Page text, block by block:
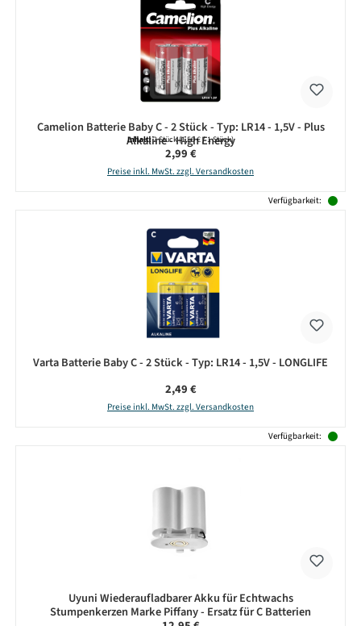
Camelion Batterie Baby C - 2 Stück - Typ: LR14 - 1,5V - Plus
Alkaline - High Energy
Inhalt:2 Stück(1,50 € / 1 Stück)
Regulärer Preis:
2,99 €
Preise inkl. MwSt. zzgl. Versandkosten
Verfügbarkeit:
Varta Batterie Baby C - 2 Stück - Typ: LR14 - 1,5V - LONGLIFE
Regulärer Preis:
2,49 €
Preise inkl. MwSt. zzgl. Versandkosten
Verfügbarkeit:
Uyuni Wiederaufladbarer Akku für Echtwachs
Stumpenkerzen Marke Piffany - Ersatz für C Batterien